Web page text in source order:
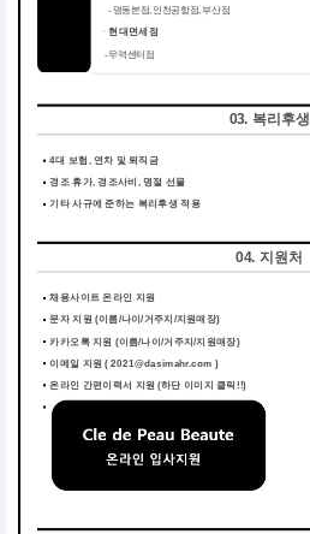
- 명동본점, 인천공항점, 부산점
ㆍ현대면세점
- 무역센터점
03. 복리후생
4대 보험, 연차 및 퇴직금
경조 휴가, 경조사비, 명절 선물
기타 사규에 준하는 복리후생 적용
04. 지원처
채용사이트 온라인 지원
문자 지원 (이름/나이/거주지/지원매장)
카카오톡 지원 (이름/나이/거주지/지원매장)
이메일 지원 ( 2021@dasimahr.com )
온라인 간편이력서 지원 (하단 이미지 클릭!!)